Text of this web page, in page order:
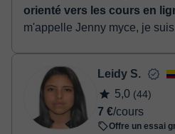
orienté vers les cours en
m'appelle Jenny myce, je
Leidy S.
5,0 (44)
7 €/cours
Offre un essai